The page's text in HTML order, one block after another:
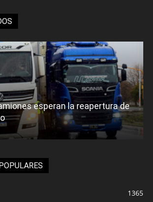
esperan la reapertura de
1365